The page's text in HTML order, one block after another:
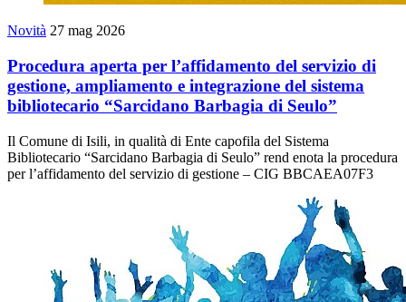
Novità 27 mag 2026
Procedura aperta per l’affidamento del servizio di
gestione, ampliamento e integrazione del sistema
bibliotecario “Sarcidano Barbagia di Seulo”
Il Comune di Isili, in qualità di Ente capofila del Sistema
Bibliotecario “Sarcidano Barbagia di Seulo” rend enota la procedura
per l’affidamento del servizio di gestione – CIG BBCAEA07F3